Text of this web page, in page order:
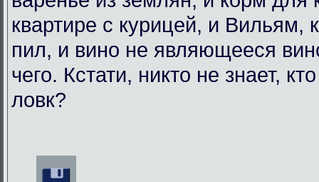
квартире с курицей, и Вильям,
пил, и вино не являющееся
чего. Кстати, никто не знает,
ловк?